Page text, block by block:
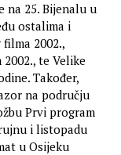
na 25. Bijenalu u
ostalima i
2002.,
te Velike
Također,
na području
Prvi program
i listopadu
u Osijeku